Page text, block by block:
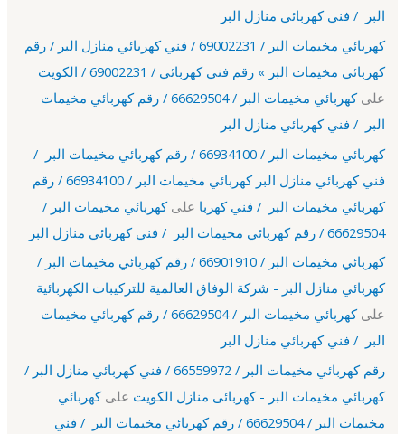
البر / فني كهربائي منازل البر
كهربائي مخيمات البر / 69002231 / فني كهربائي منازل البر / رقم
كهربائي مخيمات البر » رقم فني كهربائي / 69002231 / الكويت
على
كهربائي مخيمات البر / 66629504 / رقم كهربائي مخيمات
البر / فني كهربائي منازل البر
كهربائي مخيمات البر / 66934100 / رقم كهربائي مخيمات البر /
فني كهربائي منازل البر كهربائي مخيمات البر / 66934100 / رقم
كهربائي مخيمات البر / فني كهربا علىكهربائي مخيمات البر /
66629504 / رقم كهربائي مخيمات البر / فني كهربائي منازل البر
كهربائي مخيمات البر / 66901910 / رقم كهربائي مخيمات البر /
كهربائي منازل البر - شركة الوفاق العالمية للتركيبات الكهربائية
على
كهربائي مخيمات البر / 66629504 / رقم كهربائي مخيمات
البر / فني كهربائي منازل البر
رقم كهربائي مخيمات البر / 66559972 / فني كهربائي منازل البر /
كهربائي مخيمات البر - كهربائى منازل الكويت علىكهربائي
مخيمات البر / 66629504 / رقم كهربائي مخيمات البر / فني